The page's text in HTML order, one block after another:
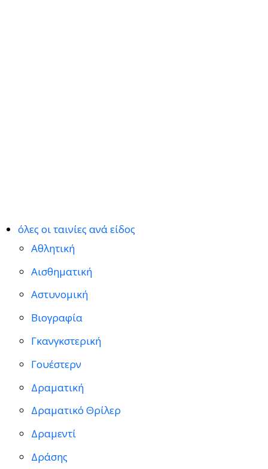
όλες οι ταινίες ανά είδος
Αθλητική
Αισθηματική
Αστυνομική
Βιογραφία
Γκανγκστερική
Γουέστερν
Δραματική
Δραματικό Θρίλερ
Δραμεντί
Δράσης